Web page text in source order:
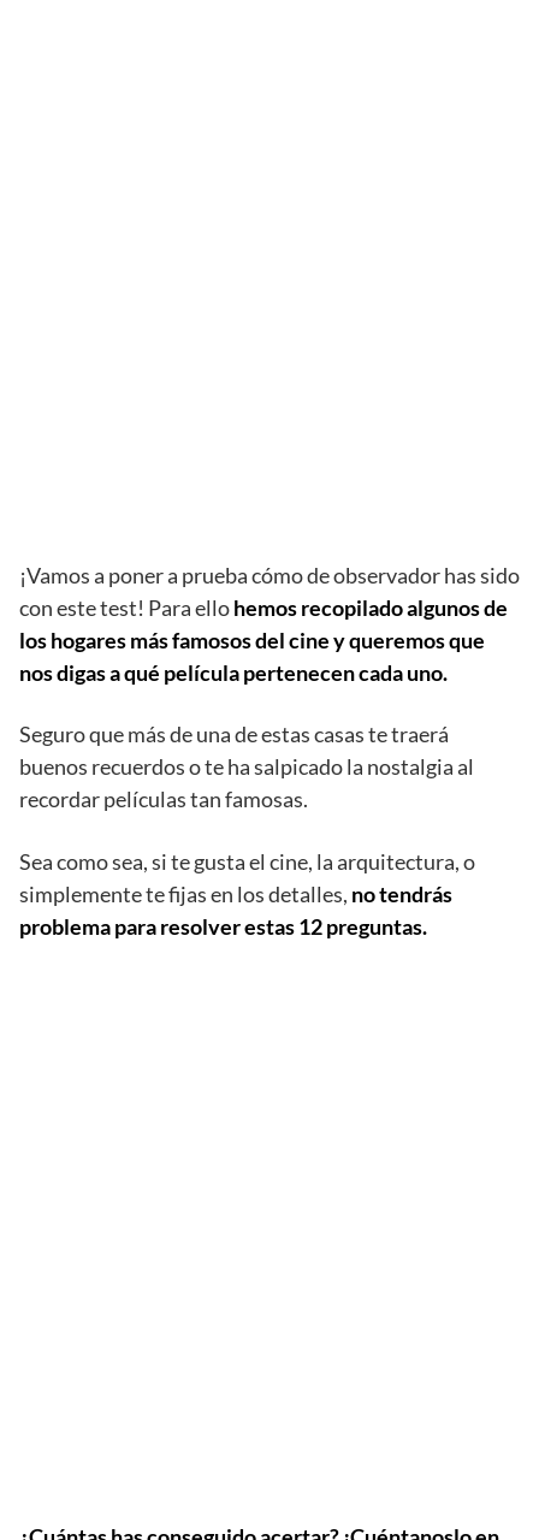
¡Vamos a poner a prueba cómo de observador has sido
con este test! Para ellohemos recopilado algunos de
los hogares más famosos del cine y queremos que
nos digas a qué película pertenecen cada uno.
Seguro que más de una de estas casas te traerá
buenos recuerdos o te ha salpicado la nostalgia al
recordar películas tan famosas.
Sea como sea, si te gusta el cine, la arquitectura, o
simplemente te fijas en los detalles, no tendrás
problema para resolver estas 12 preguntas.